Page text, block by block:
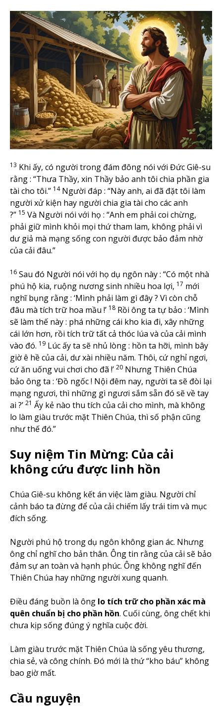
13 Khi ấy, có người trong đám đông nói với Đức Giê-su
rằng : “Thưa Thầy, xin Thầy bảo anh tôi chia phần gia
tài cho tôi.” 14Người đáp : “Này anh, ai đã đặt tôi làm
người xử kiện hay người chia gia tài cho các anh
?” 15 Và Người nói với họ : “Anh em phải coi chừng,
phải giữ mình khỏi mọi thứ tham lam, không phải vì
dư giả mà mạng sống con người được bảo đảm nhờ
của cải đâu.”
16 Sau đó Người nói với họ dụ ngôn này : “Có một nhà
phú hộ kia, ruộng nương sinh nhiều hoa lợi, 17 mới
nghĩ bụng rằng : ‘Mình phải làm gì đây ? Vì còn chỗ
đâu mà tích trữ hoa mầu !’ 18 Rồi ông ta tự bảo : ‘Mình
sẽ làm thế này : phá những cái kho kia đi, xây những
cái lớn hơn, rồi tích trữ tất cả thóc lúa và của cải mình
vào đó. 19 Lúc ấy ta sẽ nhủ lòng : hồn ta hỡi, mình bây
giờ ê hề của cải, dư xài nhiều năm. Thôi, cứ nghỉ ngơi,
cứ ăn uống vui chơi cho đã !’ 20 Nhưng Thiên Chúa
bảo ông ta : ‘Đồ ngốc ! Nội đêm nay, người ta sẽ đòi lại
mạng ngươi, thì những gì ngươi sắm sẵn đó sẽ về tay
ai ?’ 21 Ấy kẻ nào thu tích của cải cho mình, mà không
lo làm giàu trước mặt Thiên Chúa, thì số phận cũng
như thế đó.”
Suy niệm Tin Mừng: Của cải
không cứu được linh hồn
Chúa Giê-su không kết án việc làm giàu. Người chỉ
cảnh báo ta đừng để của cải chiếm lấy trái tim và mục
đích sống.
Người phú hộ trong dụ ngôn không gian ác. Nhưng
ông chỉ nghĩ cho bản thân. Ông tin rằng của cải sẽ bảo
đảm sự an toàn và hạnh phúc. Ông không nghĩ đến
Thiên Chúa hay những người xung quanh.
Điều đáng buồn là ông lo tích trữ cho phần xác mà
quên chuẩn bị cho phần hồn. Cuối cùng, ông chết khi
chưa kịp sống đúng ý nghĩa cuộc đời.
Làm giàu trước mặt Thiên Chúa là sống yêu thương,
chia sẻ, và công chính. Đó mới là thứ “kho báu” không
bao giờ mất.
Cầu nguyện